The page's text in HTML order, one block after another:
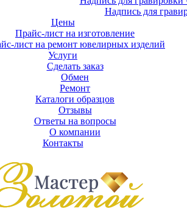
Надпись для
Цены
Прайс-лист на изготовление
лист на ремонт ювелирных изделий
Услуги
Сделать заказ
Обмен
Ремонт
Каталоги образцов
Отзывы
Ответы на вопросы
О компании
Контакты